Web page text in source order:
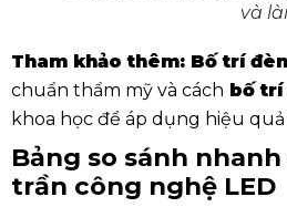
và
Tham khảo thêm: Bố trí
chuẩn thẩm mỹ và cách bố trí
khoa học để áp dụng hiệu
Bảng so sánh
trần công nghệ LED